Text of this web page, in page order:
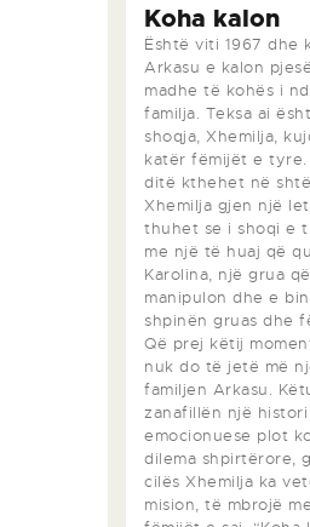
Koha kalon
Është viti 1967 dhe
Arkasu e kalon
madhe të kohës i
familja. Teksa ai
shoqja, Xhemilja,
katër fëmijët e tyre.
ditë kthehet në
Xhemilja gjen një
thuhet se i shoqi e
me një të huaj që
Karolina, një grua
manipulon dhe e
shpinën gruas dhe
Që prej këtij
nuk do të jetë më
familjen Arkasu.
zanafillën një histori
emocionuese plot
dilema shpirtërore,
cilës Xhemilja ka
mision, të mbrojë